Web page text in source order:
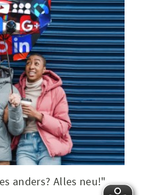
anders? Alles neu!"